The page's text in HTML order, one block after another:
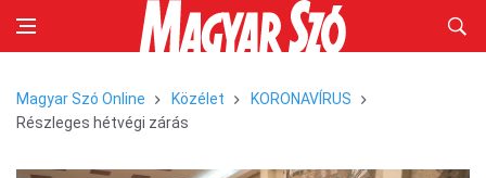
Magyar Szó Online Közélet
KORONAVÍRUS
Részleges hétvégi zárás